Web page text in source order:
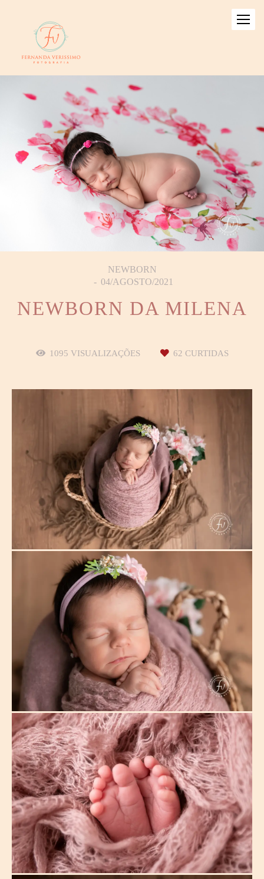
NEWBORN
04/AGOSTO/2021
NEWBORN DA MILENA
1095 VISUALIZAÇÕES 62 CURTIDAS